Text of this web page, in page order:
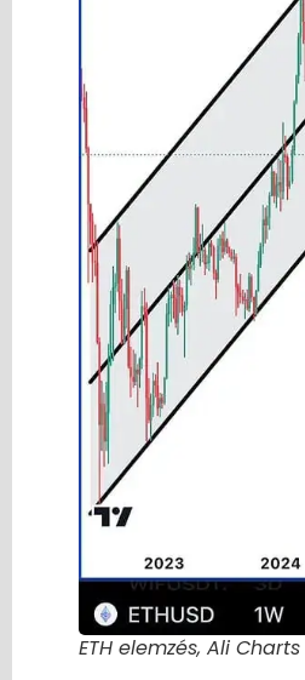
ETH elemzés, Ali Charts